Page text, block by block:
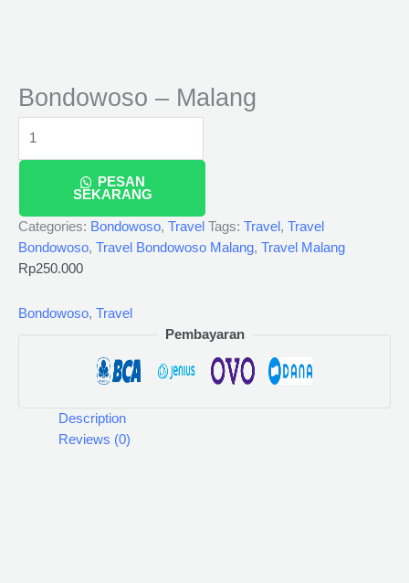
Bondowoso – Malang
PESAN
SEKARANG
Categories: Bondowoso, Travel Tags: Travel , Travel
Bondowoso, Travel Bondowoso Malang, Travel Malang
Rp250.000
Bondowoso, Travel
Pembayaran
Description
Reviews (0)